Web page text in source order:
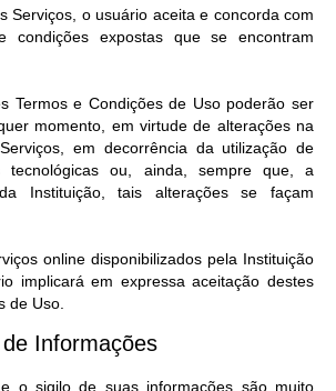
Serviços, o usuário aceita e concorda com
condições expostas que se encontram
Termos e Condições de Uso poderão ser
momento, em virtude de alterações na
em decorrência da utilização de
tecnológicas ou, ainda, sempre que, a
Instituição, tais alterações se façam
online disponibilizados pela Instituição
implicará em expressa aceitação destes
de Uso.
Informações
o sigilo de suas informações são muito